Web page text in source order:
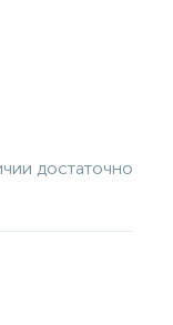
достаточно